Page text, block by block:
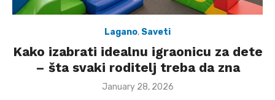
Lagano, Saveti
Kako izabrati idealnu igraonicu za dete
– šta svaki roditelj treba da zna
Posted
January 28, 2026